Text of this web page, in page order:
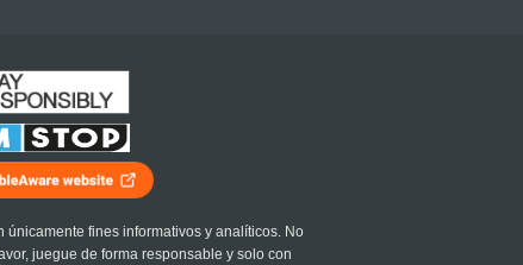
únicamente fines informativos y analíticos. No
juegue de forma responsable y solo con